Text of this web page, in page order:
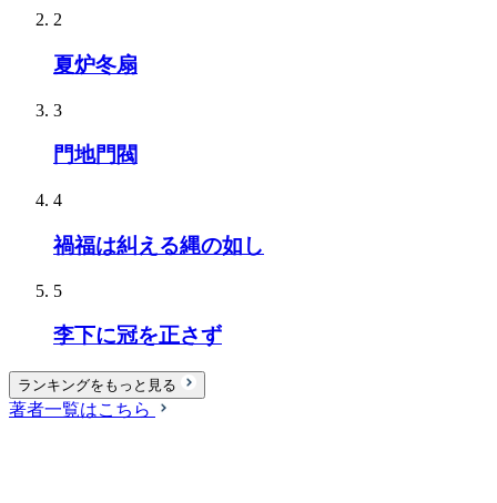
2
夏炉冬扇
3
門地門閥
4
禍福は糾える縄の如し
5
李下に冠を正さず
ランキングをもっと見る
著者一覧はこちら